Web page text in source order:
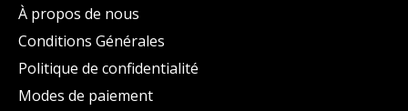
À propos de nous
Conditions Générales
Politique de confidentialité
Modes de paiement